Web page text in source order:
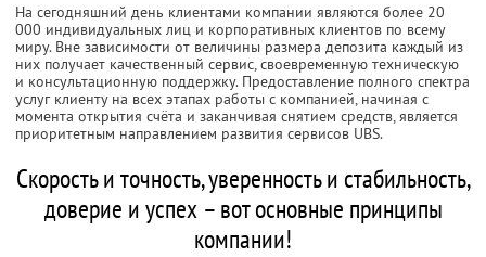
На сегодняшний день клиентами компании являются более 20
000 индивидуальных лиц и корпоративных клиентов по всему
миру. Вне зависимости от величины размера депозита каждый из
них получает качественный сервис, своевременную техническую
и консультационную поддержку. Предоставление полного спектра
услуг клиенту на всех этапах работы с компанией, начиная с
момента открытия счёта и заканчивая снятием средств, является
приоритетным направлением развития сервисов UBS.
Скорость и точность, уверенность и стабильность,
доверие и успех – вот основные принципы
компании!